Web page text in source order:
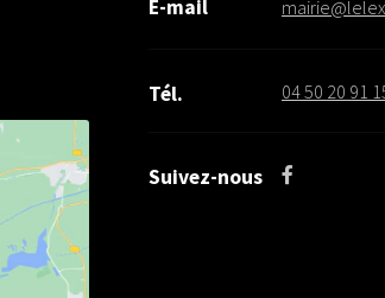
E-mail
Tél. 04 50 20 91
Suivez-nous